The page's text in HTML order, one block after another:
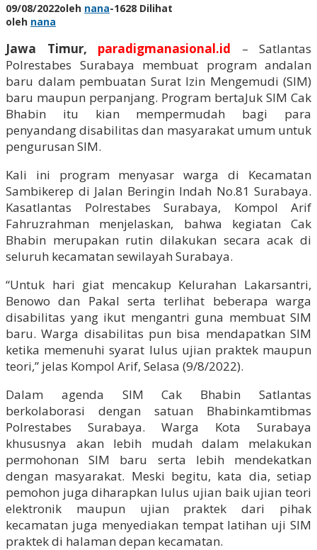
09/08/2022oleh nana-1628 Dilihat
oleh nana
Jawa Timur, paradigmanasional.id – Satlantas
Polrestabes Surabaya membuat program andalan
baru dalam pembuatan Surat Izin Mengemudi (SIM)
baru maupun perpanjang. Program bertaJuk SIM Cak
Bhabin itu kian mempermudah bagi para
penyandang disabilitas dan masyarakat umum untuk
pengurusan SIM.
Kali ini program menyasar warga di Kecamatan
Sambikerep di Jalan Beringin Indah No.81 Surabaya.
Kasatlantas Polrestabes Surabaya, Kompol Arif
Fahruzrahman menjelaskan, bahwa kegiatan Cak
Bhabin merupakan rutin dilakukan secara acak di
seluruh kecamatan sewilayah Surabaya.
“Untuk hari giat mencakup Kelurahan Lakarsantri,
Benowo dan Pakal serta terlihat beberapa warga
disabilitas yang ikut mengantri guna membuat SIM
baru. Warga disabilitas pun bisa mendapatkan SIM
ketika memenuhi syarat lulus ujian praktek maupun
teori,” jelas Kompol Arif, Selasa (9/8/2022).
Dalam agenda SIM Cak Bhabin Satlantas
berkolaborasi dengan satuan Bhabinkamtibmas
Polrestabes Surabaya. Warga Kota Surabaya
khususnya akan lebih mudah dalam melakukan
permohonan SIM baru serta lebih mendekatkan
dengan masyarakat. Meski begitu, kata dia, setiap
pemohon juga diharapkan lulus ujian baik ujian teori
elektronik maupun ujian praktek dari pihak
kecamatan juga menyediakan tempat latihan uji SIM
praktek di halaman depan kecamatan.